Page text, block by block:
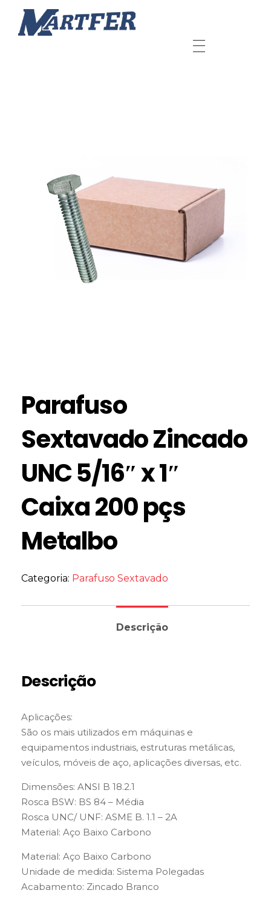
Parafuso
Sextavado Zincado
UNC 5/16″ x 1″
Caixa 200 pçs
Metalbo
Categoria: Parafuso Sextavado
Descrição
Descrição
Aplicações:
São os mais utilizados em máquinas e
equipamentos industriais, estruturas metálicas,
veículos, móveis de aço, aplicações diversas, etc.
Dimensões: ANSI B 18.2.1
Rosca BSW: BS 84 – Média
Rosca UNC/ UNF: ASME B. 1.1 – 2A
Material: Aço Baixo Carbono
Material: Aço Baixo Carbono
Unidade de medida: Sistema Polegadas
Acabamento: Zincado Branco